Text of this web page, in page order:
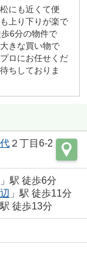
にも近くて便
上り下りが楽で
6分の物件で
きな買い物で
ロにお任せくだ
ちしておりま
２丁目6-2
」駅 徒歩6分
」駅 徒歩11分
駅 徒歩13分